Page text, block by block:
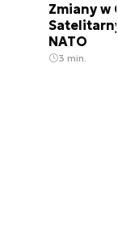
Zmiany w
NATO
3 min.